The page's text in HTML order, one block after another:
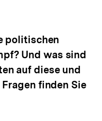
politischen
Und was sind
auf diese und
finden Sie